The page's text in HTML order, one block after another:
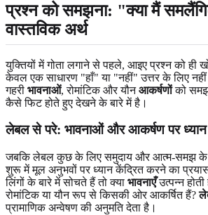
प्रश्न को समझना: "क्या मैं
वास्तविक अर्थ
युक्तियों में गोता लगाने से पहले, आइए प्रश्न को
केवल एक साधारण "हाँ" या "नहीं" उत्तर के लिए
गहरी भावनाओं, रोमांटिक और यौनआकर्षणोंको
कैसे फिट होते हुए देखने के बारे में है।
लेबल से परे: भावनाओं और आकर्षण पर ध्यान
जबकि लेबल कुछ के लिए समुदाय और आत्म-समझ के
शुरू में मूल अनुभवों पर ध्यान केंद्रित करने का
लिंगों के बारे में सोचते हैं तो क्या भावनाएँउत्पन्न
रोमांटिक या यौन रूप से किसकी ओर आकर्षित हैं?
प्रामाणिक अन्वेषण की अनुमति देता है।